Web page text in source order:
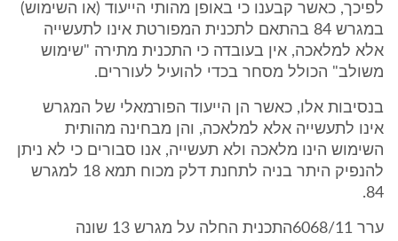
לפיכך, כאשר קבענו כי באופן מהותי הייעוד (או השימוש)
במגרש 84 בהתאם לתכנית המפורטת אינו לתעשייה
אלא למלאכה, אין בעובדה כי התכנית מתירה "שימוש
משולב" הכולל מסחר בכדי להועיל לעוררים.
בנסיבות אלו, כאשר הן הייעוד הפורמאלי של המגרש
אינו לתעשייה אלא למלאכה, והן מבחינה מהותית
השימוש הינו מלאכה ולא תעשייה, אנו סבורים כי לא ניתן
להנפיק היתר בניה לתחנת דלק מכוח תמא 18 למגרש
84.
ערר 6068/11התכנית החלה על מגרש 13 שונה